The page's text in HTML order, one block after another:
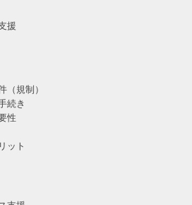
援
（規制）
続き
性
ット